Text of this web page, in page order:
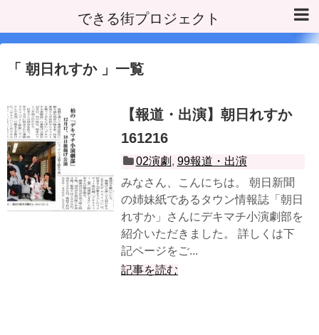
できる街プロジェクト
朝日れすか 一覧
【報道・出演】朝日れすか
161216
02演劇 , 99報道・出演
みなさん、こんにちは。 朝日新聞
の姉妹紙であるタウン情報誌「朝日
れすか」さんにデキマチ小演劇部を
紹介いただきました。 詳しくは下
記ページをご...
記事を読む